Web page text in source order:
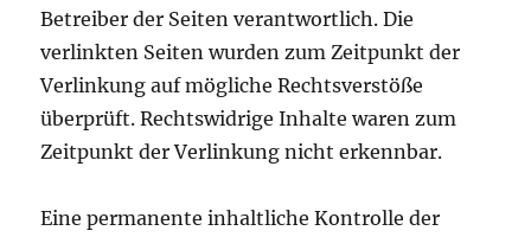
Betreiber der Seiten verantwortlich. Die
verlinkten Seiten wurden zum Zeitpunkt der
Verlinkung auf mögliche Rechtsverstöße
überprüft. Rechtswidrige Inhalte waren zum
Zeitpunkt der Verlinkung nicht erkennbar.
Eine permanente inhaltliche Kontrolle der